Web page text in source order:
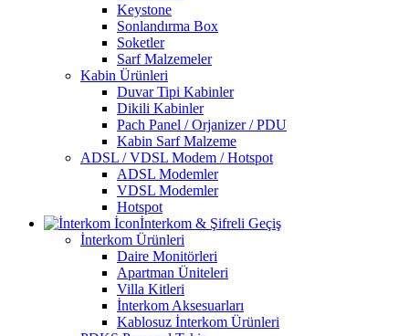
Keystone
Sonlandırma Box
Soketler
Sarf Malzemeler
Kabin Ürünleri
Duvar Tipi Kabinler
Dikili Kabinler
Pach Panel / Orjanizer / PDU
Kabin Sarf Malzeme
ADSL / VDSL Modem / Hotspot
ADSL Modemler
VDSL Modemler
Hotspot
İnterkom & Şifreli Geçiş
İnterkom Ürünleri
Daire Monitörleri
Apartman Üniteleri
Villa Kitleri
İnterkom Aksesuarları
Kablosuz İnterkom Ürünleri